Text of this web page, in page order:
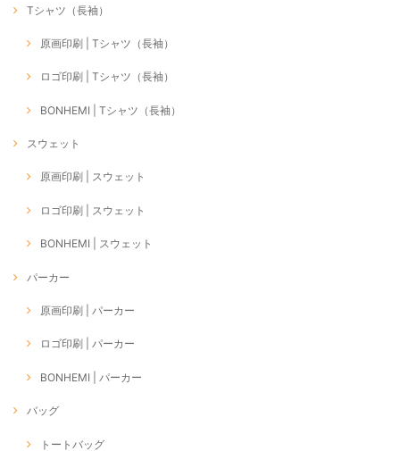
Tシャツ（長袖）
原画印刷 | Tシャツ（長袖）
ロゴ印刷 | Tシャツ（長袖）
BONHEMI | Tシャツ（長袖）
スウェット
原画印刷 | スウェット
ロゴ印刷 | スウェット
BONHEMI | スウェット
パーカー
原画印刷 | パーカー
ロゴ印刷 | パーカー
BONHEMI | パーカー
バッグ
トートバッグ